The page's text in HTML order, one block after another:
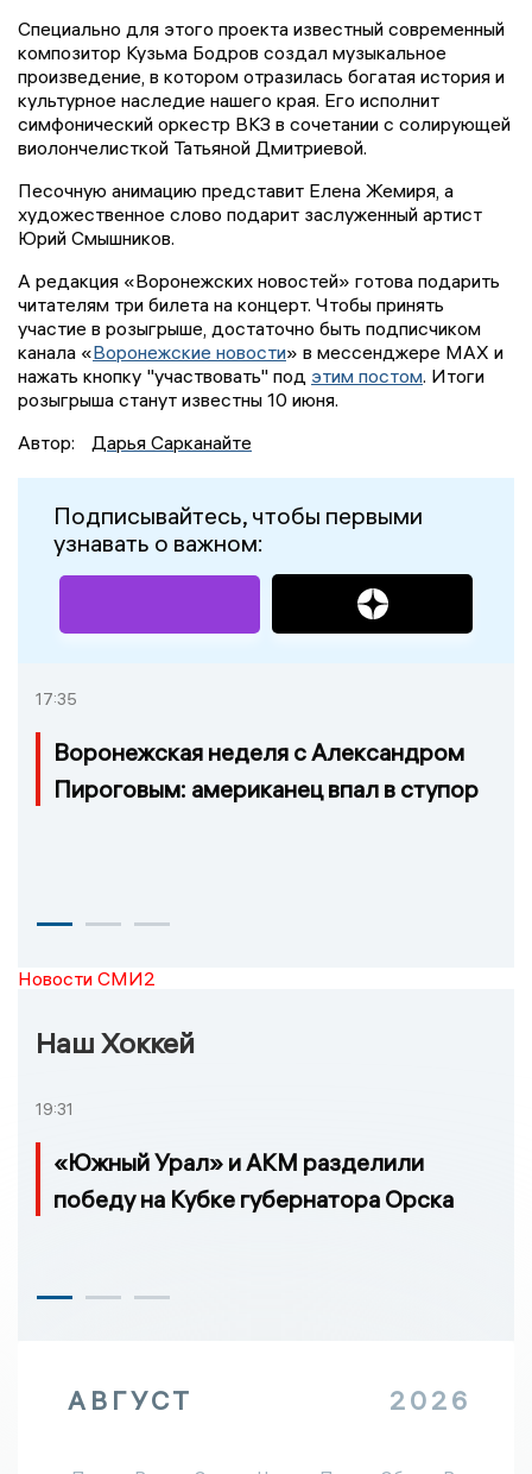
Специально для этого проекта известный современный
композитор Кузьма Бодров создал музыкальное
произведение, в котором отразилась богатая история и
культурное наследие нашего края. Его исполнит
симфонический оркестр ВКЗ в сочетании с солирующей
виолончелисткой Татьяной Дмитриевой.
Песочную анимацию представит Елена Жемиря, а
художественное слово подарит заслуженный артист
Юрий Смышников.
А редакция «Воронежских новостей» готова подарить
читателям три билета на концерт. Чтобы принять
участие в розыгрыше, достаточно быть подписчиком
канала «Воронежские новости» в мессенджере МАХ и
нажать кнопку "участвовать" под этим постом. Итоги
розыгрыша станут известны 10 июня.
Автор:
Дарья Сарканайте
Подписывайтесь, чтобы первыми
узнавать о важном:
17:35
Воронежская неделя с Александром
Пироговым: американец впал в ступор
Новости СМИ2
Наш Хоккей
19:31
«Южный Урал» и АКМ разделили
победу на Кубке губернатора Орска
АВГУСТ 2026